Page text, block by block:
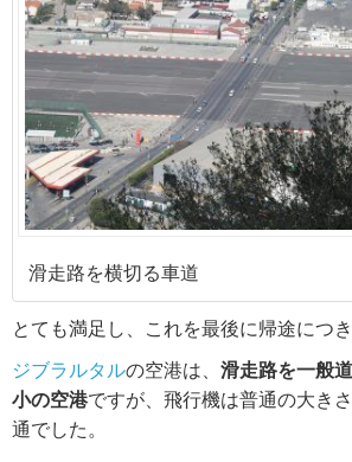
滑走路を横切る車道
とても満足し、これを最後に帰途につき
ジブラルタルの空港は、 滑走路を一般
小の空港ですが、飛行機は普通の大き
通でした。